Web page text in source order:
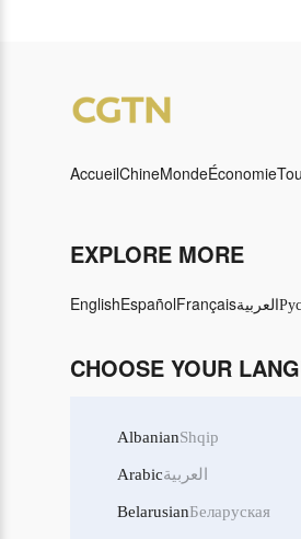
AccueilChineMondeÉconomie
EXPLORE MORE
EnglishEspañolFrançaisالعربية
CHOOSE YOUR
AlbanianShqip
Arabicالعربية
BelarusianБеларуская